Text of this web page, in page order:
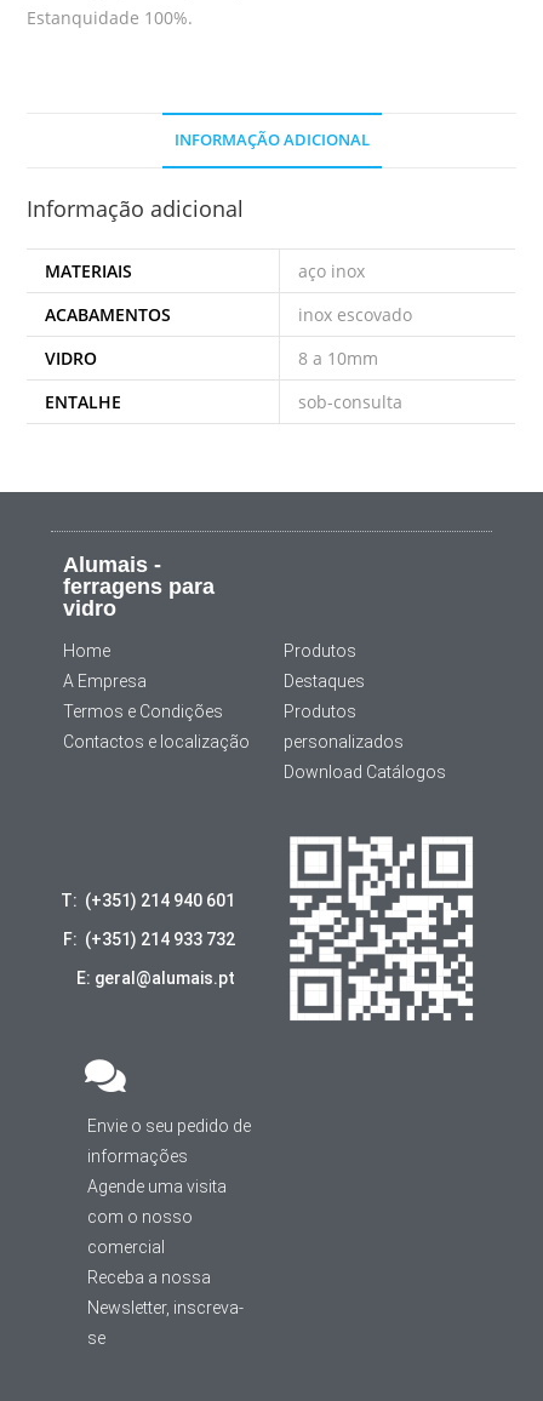
Estanquidade 100%.
INFORMAÇÃO ADICIONAL
Informação adicional
MATERIAIS
aço inox
ACABAMENTOS
inox escovado
VIDRO
8 a 10mm
ENTALHE
sob-consulta
Alumais -
ferragens para
vidro
Home
A Empresa
Termos e Condições
Contactos e localização
Produtos
Destaques
Produtos
personalizados
Download Catálogos
T: (+351) 214 940 601
F: (+351) 214 933 732
E: geral@alumais.pt
Envie o seu pedido de
informações
Agende uma visita
com o nosso
comercial
Receba a nossa
Newsletter, inscreva-
se